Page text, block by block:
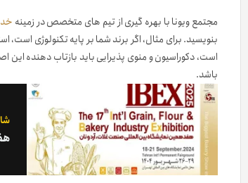
مجتمع ویونا با بهره گیری از تیم های متخصص در زمینه
بنویسید. برای مثال، اگر برند شما بر پایه تکنولوژی
باشد.